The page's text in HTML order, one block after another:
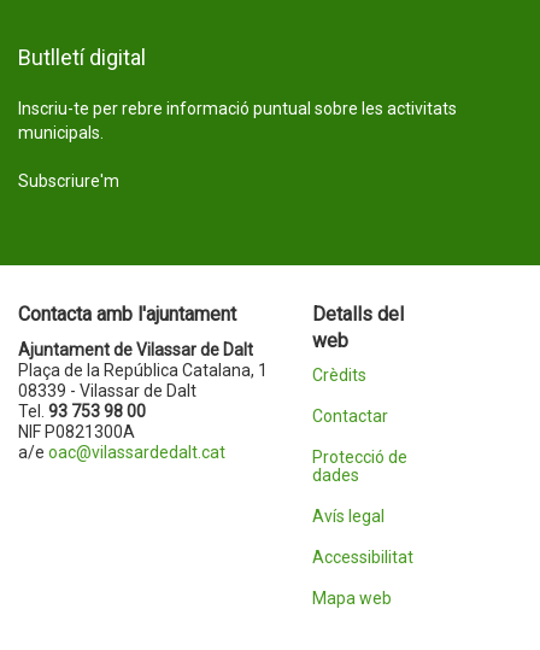
Butlletí digital
Inscriu-te per rebre informació puntual sobre les activitats
municipals.
Subscriure'm
Contacta amb l'ajuntament
Ajuntament de Vilassar de Dalt
Plaça de la República Catalana, 1
08339 - Vilassar de Dalt
Tel. 93 753 98 00
NIF P0821300A
a/e oac@vilassardedalt.cat
Detalls del
web
Crèdits
Contactar
Protecció de
dades
Avís legal
Accessibilitat
Mapa web